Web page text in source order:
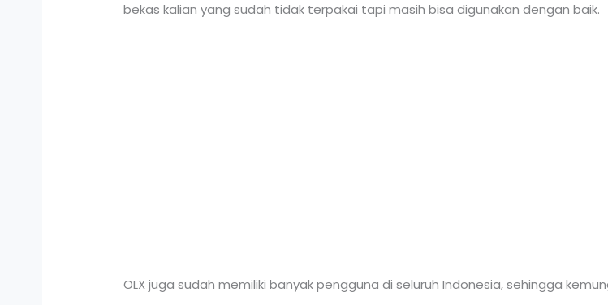
bekas kalian yang sudah tidak terpakai tapi masih bisa digunakan dengan baik.
OLX juga sudah memiliki banyak pengguna di seluruh Indonesia, sehingga